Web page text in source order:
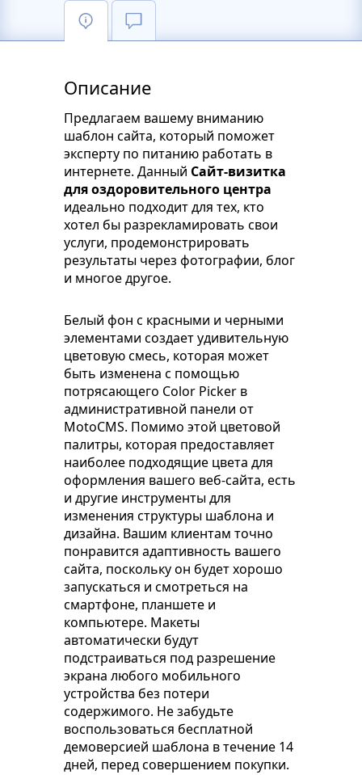
Описание
Предлагаем вашему вниманию
шаблон сайта, который поможет
эксперту по питанию работать в
интернете. Данный Сайт-визитка
для оздоровительного центра
идеально подходит для тех, кто
хотел бы разрекламировать свои
услуги, продемонстрировать
результаты через фотографии, блог
и многое другое.
Белый фон с красными и черными
элементами создает удивительную
цветовую смесь, которая может
быть изменена с помощью
потрясающего Color Picker в
административной панели от
MotoCMS. Помимо этой цветовой
палитры, которая предоставляет
наиболее подходящие цвета для
оформления вашего веб-сайта, есть
и другие инструменты для
изменения структуры шаблона и
дизайна. Вашим клиентам точно
понравится адаптивность вашего
сайта, поскольку он будет хорошо
запускаться и смотреться на
смартфоне, планшете и
компьютере. Макеты
автоматически будут
подстраиваться под разрешение
экрана любого мобильного
устройства без потери
содержимого. Не забудьте
воспользоваться бесплатной
демоверсией шаблона в течение 14
дней, перед совершением покупки.